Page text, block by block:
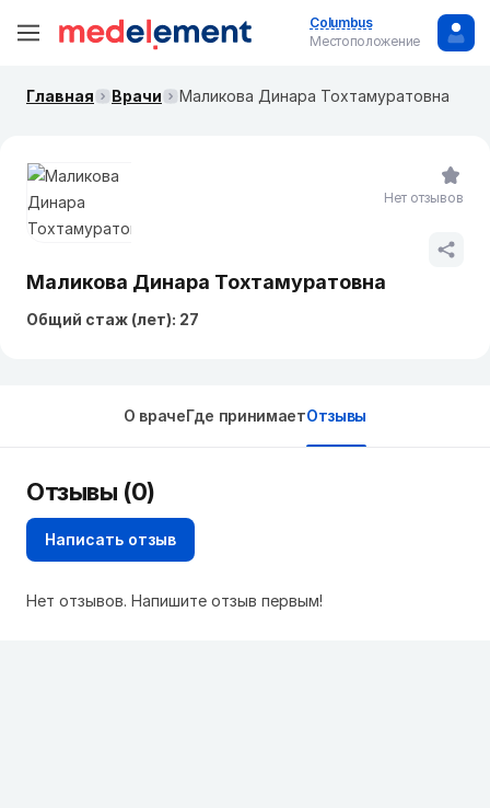
Columbus
Местоположение
Главная Врачи Маликова Динара Тохтамуратовна
Маликова Динара Тохтамуратовна
Общий стаж (лет): 27
Нет отзывов
О врачеГде принимаетОтзывы
Отзывы (0)
Написать отзыв
Нет отзывов. Напишите отзыв первым!